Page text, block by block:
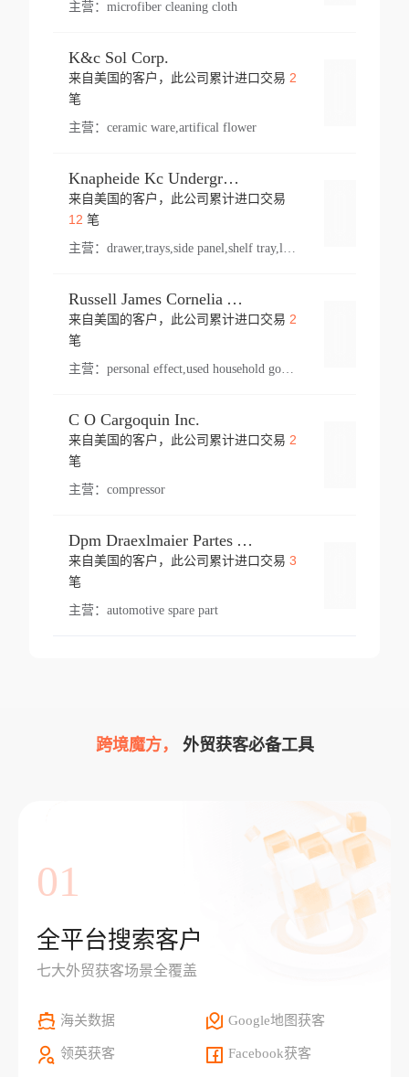
主营： microfiber cleaning cloth
K&c Sol Corp.
来自美国的客户，此公司累计进口交易 2
笔
主营： ceramic ware,artifical flower
Knapheide Kc Underground
来自美国的客户，此公司累计进口交易
12 笔
主营：
Russell James Cornelia Arlington Va
来自美国的客户，此公司累计进口交易 2
笔
主营： personal effect,used household goods
C O Cargoquin Inc.
来自美国的客户，此公司累计进口交易 2
笔
主营： compressor
Dpm Draexlmaier Partes Automotrices Corr Ind Huejotzingo
来自美国的客户，此公司累计进口交易 3
笔
主营： automotive spare part
跨境魔方， 外贸获客必备工具
01
全平台搜索客户
七大外贸获客场景全覆盖
海关数据 Google地图获客
领英获客 Facebook获客